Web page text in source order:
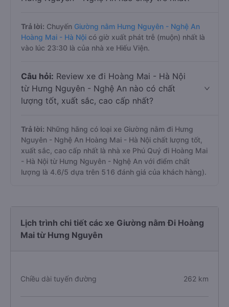
Trả lời: Chuyến Giường nằm Hưng Nguyên - Nghệ An
Hoàng Mai - Hà Nội có giờ xuất phát trễ (muộn) nhất là
vào lúc 23:30 là của nhà xe Hiếu Viện.
Câu hỏi: Review xe đi Hoàng Mai - Hà Nội
từ Hưng Nguyên - Nghệ An nào có chất
lượng tốt, xuất sắc, cao cấp nhất?
Trả lời: Những hãng có loại xe Giường nằm đi Hưng
Nguyên - Nghệ An Hoàng Mai - Hà Nội chất lượng tốt,
xuất sắc, cao cấp nhất là nhà xe Phú Quý đi Hoàng Mai
- Hà Nội từ Hưng Nguyên - Nghệ An với điểm chất
lượng là 4.6/5 dựa trên 516 đánh giá của khách hàng).
Lịch trình chi tiết các xe Giường nằm Đi Hoàng
Mai từ Hưng Nguyên
Chiều dài tuyến đường 262 km